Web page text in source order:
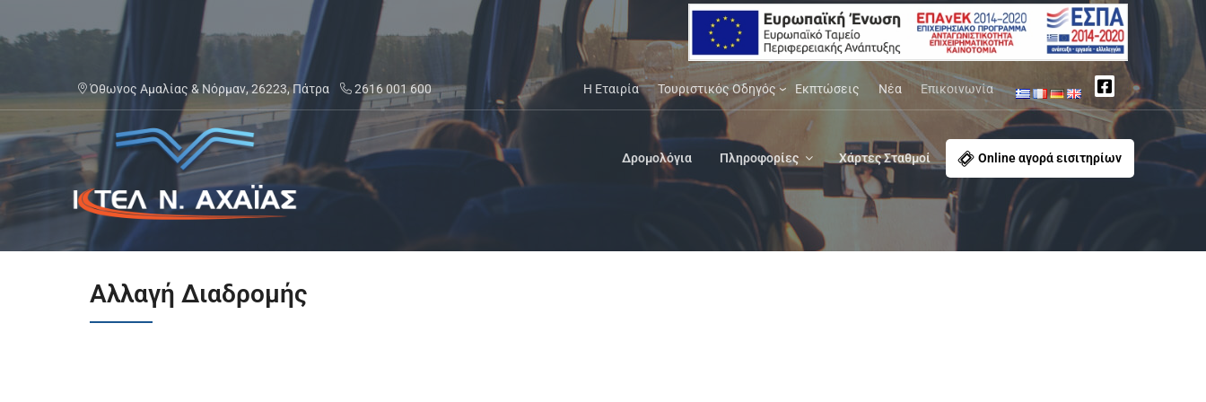
στο
Όθωνος Αμαλίας & Νόρμαν, 26223, Πάτρα 2616 001 600 Η Εταιρία Τουριστικός Οδηγός Εκπτώσεις Νέα Επικοινωνία
ΚΤΕΛ Ν. ΑΧΑΪΑΣ
Δρομολόγια Πληροφορίες Χάρτες Σταθμοί Online αγορά εισιτηρίων
Αλλαγή Διαδρομής